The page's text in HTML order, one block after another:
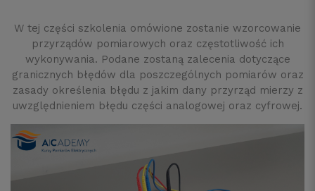
W tej części szkolenia omówione zostanie wzorcowanie
przyrządów pomiarowych oraz częstotliwość ich
wykonywania. Podane zostaną zalecenia dotyczące
granicznych błędów dla poszczególnych pomiarów oraz
zasady określenia błędu z jakim dany przyrząd mierzy z
uwzględnieniem błędu części analogowej oraz cyfrowej.